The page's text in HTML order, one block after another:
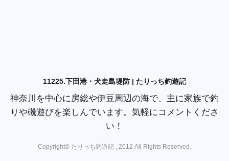
11225.下田港・犬走島堤防 | たりっち釣遊記
神奈川を中心に房総や伊豆周辺の海で、主に家族で釣
りや磯遊びを楽しんでいます。気軽にコメントくださ
い！
Copyright© たりっち釣遊記 , 2012 All Rights Reserved.